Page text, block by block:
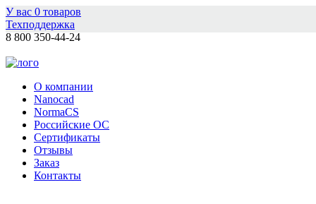
У вас 0 товаров
Техподдержка
8 800 350-44-24
О компании
Nanocad
NormaCS
Российские ОС
Сертификаты
Отзывы
Заказ
Контакты